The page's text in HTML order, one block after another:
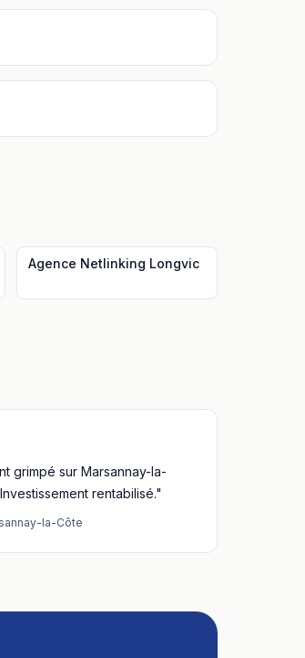
Agence Netlinking Longvic
grimpé sur Marsannay-la-
rentabilisé."
la-Côte